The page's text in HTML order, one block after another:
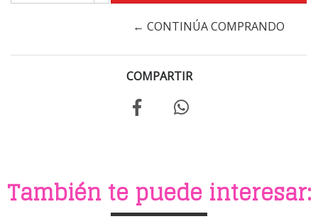
← CONTINÚA COMPRANDO
COMPARTIR
También te puede interesar: